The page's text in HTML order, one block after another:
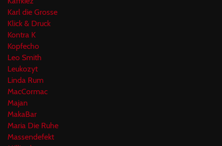
Karl die Grosse
Klick & Druck
Kontra K
Kopfecho
Leo Smith
Leukozyt
Linda Rum
MacCormac
Majan
MakaBar
Maria Die Ruhe
Massendefekt